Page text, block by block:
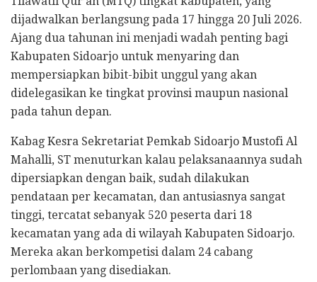
dijadwalkan berlangsung pada 17 hingga 20 Juli 2026.
Ajang dua tahunan ini menjadi wadah penting bagi
Kabupaten Sidoarjo untuk menyaring dan
mempersiapkan bibit-bibit unggul yang akan
didelegasikan ke tingkat provinsi maupun nasional
pada tahun depan.
Kabag Kesra Sekretariat Pemkab Sidoarjo Mustofi Al
Mahalli, ST menuturkan kalau pelaksanaannya sudah
dipersiapkan dengan baik, sudah dilakukan
pendataan per kecamatan, dan antusiasnya sangat
tinggi, tercatat sebanyak 520 peserta dari 18
kecamatan yang ada di wilayah Kabupaten Sidoarjo.
Mereka akan berkompetisi dalam 24 cabang
perlombaan yang disediakan.